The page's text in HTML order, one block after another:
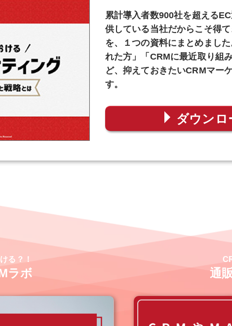
累計導入者数900社を超える
供している当社だからこそ得
を、１つの資料にまとめまし
れた方」「CRMに最近取り組
ど、抑えておきたいCRMマー
す。
ダウンロ
る？！
ラボ 通